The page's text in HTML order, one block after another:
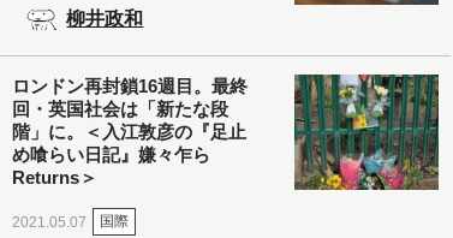
柳井政和
ロンドン再封鎖16週目。最終
回・英国社会は「新たな段
階」に。＜入江敦彦の『足止
め喰らい日記』嫌々乍ら
Returns＞
2021.05.07 国際